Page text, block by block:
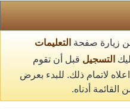
من زيارة صفحة التعليمات
التسجيل قبل أن تقوم
لاتمام ذلك. للبدء بعرض
أدناه.